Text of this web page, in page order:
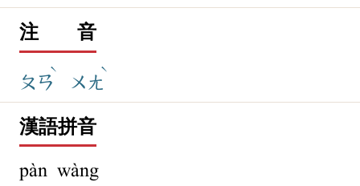
注 音
ㄆㄢ
ˋ
ㄨㄤ
ˋ
漢語拼音
pàn wàng